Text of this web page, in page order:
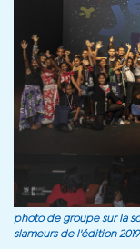
photo de groupe sur la
slameurs de l'édition 2019